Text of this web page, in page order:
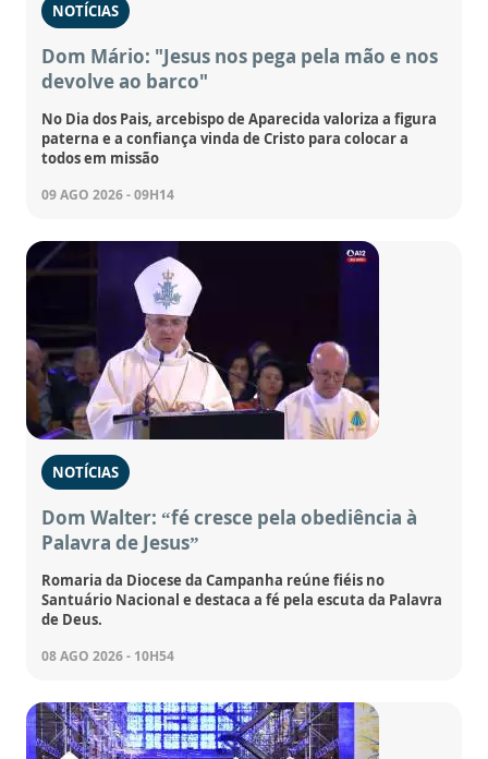
NOTÍCIAS
Dom Mário: "Jesus nos pega pela mão e nos
devolve ao barco"
No Dia dos Pais, arcebispo de Aparecida valoriza a figura
paterna e a confiança vinda de Cristo para colocar a
todos em missão
09 AGO 2026 - 09H14
NOTÍCIAS
Dom Walter: “fé cresce pela obediência à
Palavra de Jesus”
Romaria da Diocese da Campanha reúne fiéis no
Santuário Nacional e destaca a fé pela escuta da Palavra
de Deus.
08 AGO 2026 - 10H54